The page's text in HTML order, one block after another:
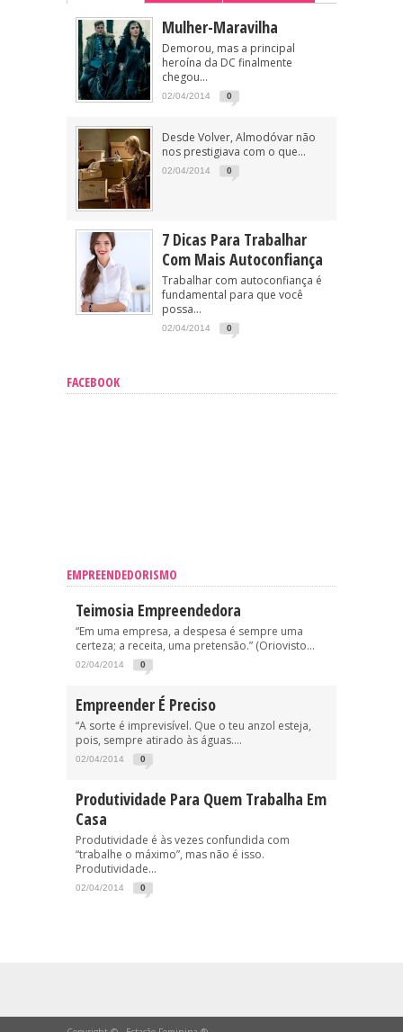
Mulher-Maravilha
Demorou, mas a principal
heroína da DC finalmente
chegou...
02/04/2014 0
Desde Volver, Almodóvar não
nos prestigiava com o que...
02/04/2014 0
7 Dicas Para Trabalhar
Com Mais Autoconfiança
Trabalhar com autoconfiança é
fundamental para que você
possa...
02/04/2014 0
FACEBOOK
EMPREENDEDORISMO
Teimosia Empreendedora
“Em uma empresa, a despesa é sempre uma
certeza; a receita, uma pretensão.” (Oriovisto...
02/04/2014 0
Empreender É Preciso
“A sorte é imprevisível. Que o teu anzol esteja,
pois, sempre atirado às águas....
02/04/2014 0
Produtividade Para Quem Trabalha Em
Casa
Produtividade é às vezes confundida com
“trabalhe o máximo”, mas não é isso.
Produtividade...
02/04/2014 0